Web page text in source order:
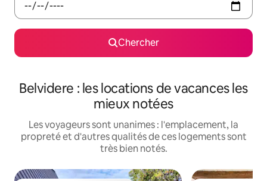
Chercher
Belvidere : les locations de vacances les
mieux notées
Les voyageurs sont unanimes : l'emplacement, la
propreté et d'autres qualités de ces logements sont
très bien notés.